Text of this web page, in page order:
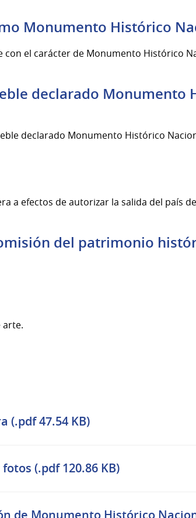
Monumento Histórico
el carácter de Monumento Histórico
declarado Monumento
declarado Monumento Histórico
a efectos de autorizar la salida del país
del patrimonio
arte.
(.pdf 47.54 KB)
(.pdf 120.86 KB)
de Monumento Histórico